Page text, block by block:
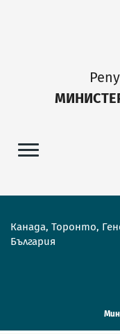
Канада, Торонто,
България